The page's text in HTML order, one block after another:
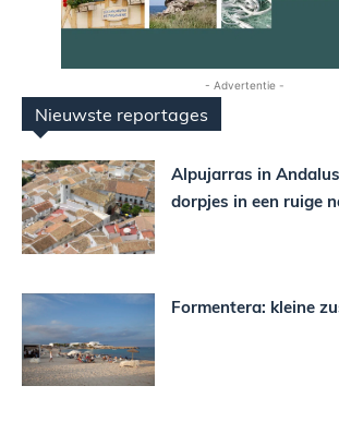
- Advertentie -
Nieuwste reportages
Alpujarras in
dorpjes in een ruige
Formentera: kleine